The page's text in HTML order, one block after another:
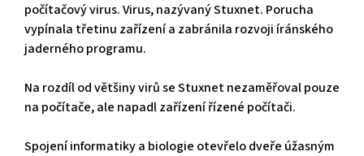
počítačový virus. Virus, nazývaný Stuxnet. Porucha
vypínala třetinu zařízení a zabránila rozvoji íránského
jaderného programu.
Na rozdíl od většiny virů se Stuxnet nezaměřoval pouze
na počítače, ale napadl zařízení řízené počítači.
Spojení informatiky a biologie otevřelo dveře úžasným